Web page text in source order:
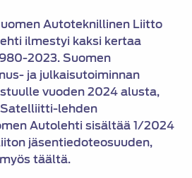
Autoteknillinen Liitto
ilmestyi kaksi kertaa
2023. Suomen
ja julkaisutoiminnan
vuoden 2024 alusta,
lehden
Autolehti sisältää 1/2024
jäsentiedoteosuuden,
täältä.